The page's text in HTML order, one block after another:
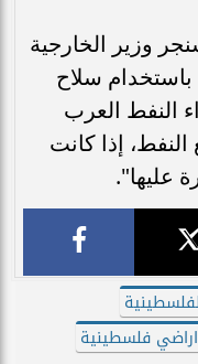
وزير الخارجية
باستخدام سلاح
النفط العرب
إذا كانت
عليها".
اراضي فلسطينية